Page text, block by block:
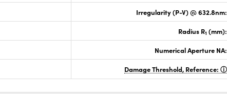
Irregularity (P-V) @ 632.8nm:
Radius R1 (mm):
Numerical Aperture NA:
Damage Threshold, Reference: